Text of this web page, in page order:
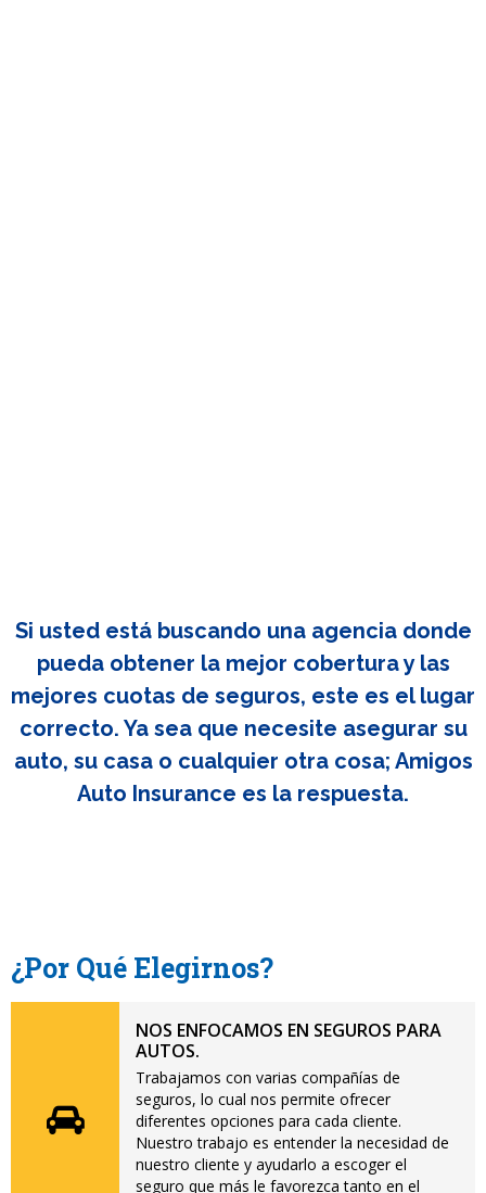
Si usted está buscando una agencia donde
pueda obtener la mejor cobertura y las
mejores cuotas de seguros, este es el lugar
correcto. Ya sea que necesite asegurar su
auto, su casa o cualquier otra cosa; Amigos
Auto Insurance es la respuesta.
¿Por Qué Elegirnos?
NOS ENFOCAMOS EN SEGUROS PARA
AUTOS.
Trabajamos con varias compañías de
seguros, lo cual nos permite ofrecer
diferentes opciones para cada cliente.
Nuestro trabajo es entender la necesidad de
nuestro cliente y ayudarlo a escoger el
seguro que más le favorezca tanto en el